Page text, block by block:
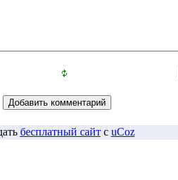
бесплатный сайтс uCoz